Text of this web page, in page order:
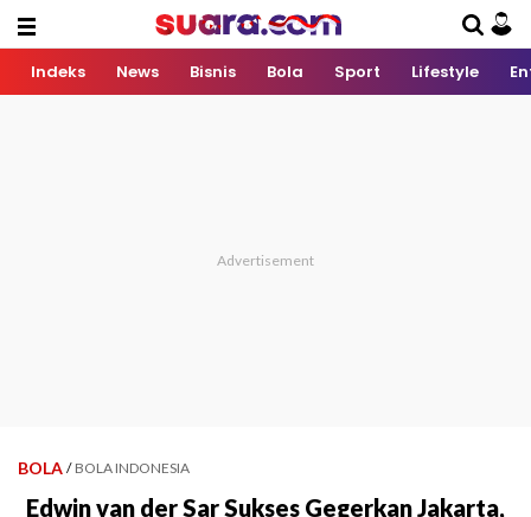
Indeks News Bisnis Bola Sport Lifestyle
BOLA / BOLA INDONESIA
Edwin van der Sar Sukses Gegerkan Jakarta,